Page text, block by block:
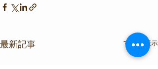
最新記事 すべて表示